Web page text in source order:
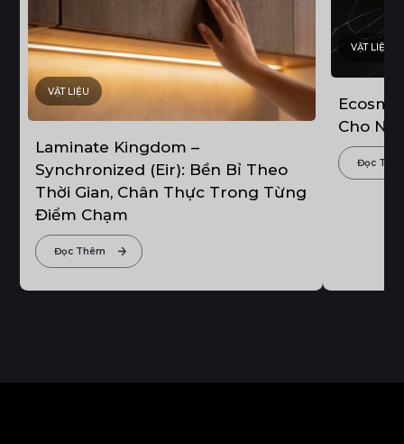
VẬT LIỆU
Laminate Kingdom –
Synchronized (Eir): Bền Bỉ Theo
Thời Gian, Chân Thực Trong Từng
Điểm Chạm
Đọc Thêm
VẬT LIỆU
Cho
Đọc